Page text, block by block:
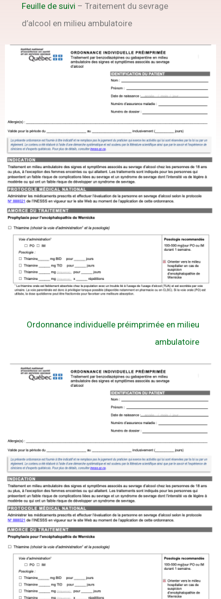
Feuille de suivi – Traitement du sevrage
d’alcool en milieu ambulatoire
Ordonnance individuelle préimprimée en milieu
ambulatoire